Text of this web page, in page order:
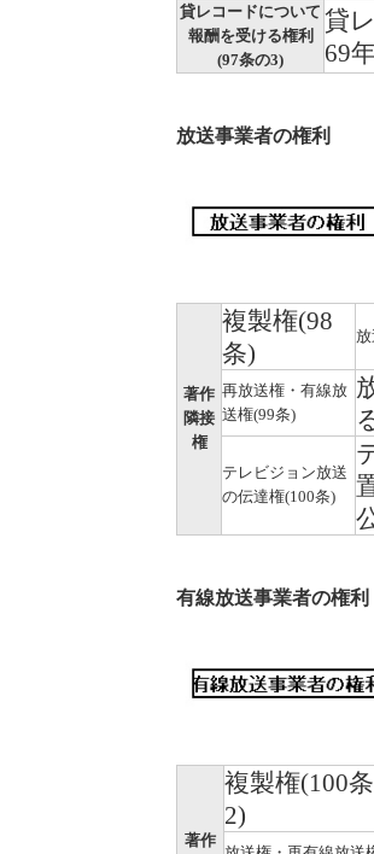
貸レコードについて
報酬を受ける権利
(97条の3)
貸
69
放送事業者の権利
著作
隣接
権
複製権(98
条)
再放送権・有線放
送権(99条)
テレビジョン放送
の伝達権(100条)
有線放送事業者の権利
著作
複製権(100
2)